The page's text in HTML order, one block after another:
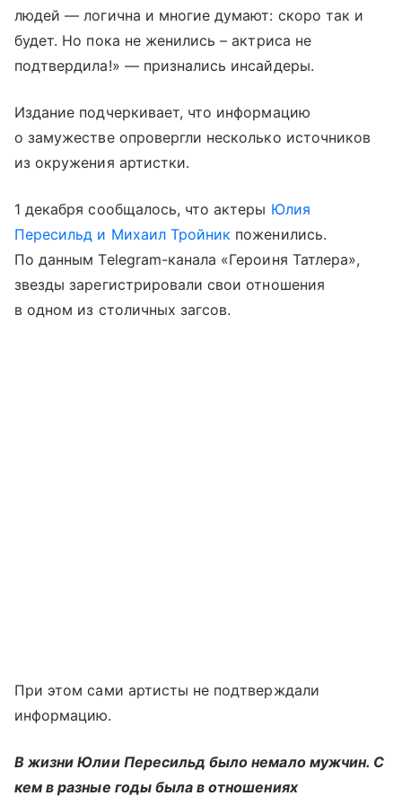
людей — логична и многие думают: скоро так и
будет. Но пока не женились – актриса не
подтвердила!» — признались инсайдеры.
Издание подчеркивает, что информацию
о замужестве опровергли несколько источников
из окружения артистки.
1 декабря сообщалось, что актеры Юлия
Пересильд и Михаил Тройник поженились.
По данным Telegram-канала «Героиня Татлера»,
звезды зарегистрировали свои отношения
в одном из столичных загсов.
При этом сами артисты не подтверждали
информацию.
В жизни Юлии Пересильд было немало мужчин. С
кем в разные годы была в отношениях